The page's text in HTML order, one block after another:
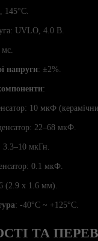
145°C.
UVLO, 4.0 В.
мс.
напруги: ±2%.
:
10 мкФ
22–68 мкФ.
3.3–10 мкГн.
0.1 мкФ.
(2.9 x 1.6 мм).
: -40°C ~ +125°C.
ТА